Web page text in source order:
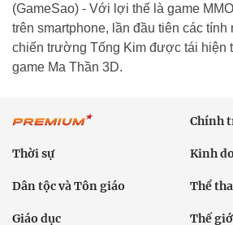
(GameSao) - Với lợi thế là game
trên smartphone, lần đầu tiên các tính
chiến trường Tống Kim được tái hiện
game Ma Thần 3D.
Chính
Thời sự Kinh
Dân tộc và Tôn giáo Thể
Giáo dục Thế